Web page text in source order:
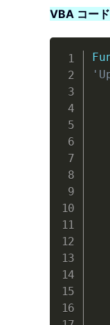
VBA コー